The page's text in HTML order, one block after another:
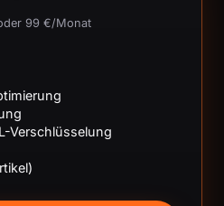
99 €/Monat
Verschlüsselung